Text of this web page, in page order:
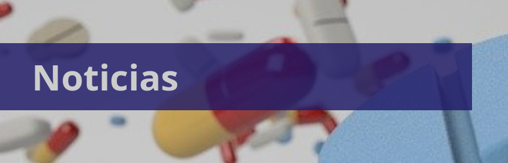
Noticias